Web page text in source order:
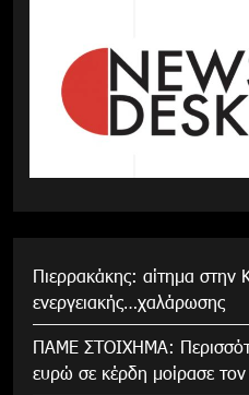
Πιερρακάκης: αίτημα στην
ενεργειακής…χαλάρωσης
ΠΑΜΕ ΣΤΟΙΧΗΜΑ:
ευρώ σε κέρδη μοίρασε τον